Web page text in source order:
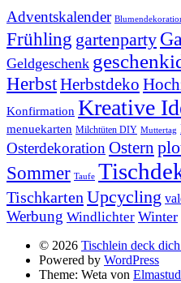
Adventskalender
Frühling gartenparty
Geldgeschenk
HerbstHerbstdeko
Konfirmation Kreative
menuekarten Milchtüten DIY Muttertag
Osterdekoration Ostern
Sommer Taufe
Tischkarten Upcycling
Werbung Windlichter Winter
© 2026 Tischlein deck
Powered by WordPress
Theme: Weta von